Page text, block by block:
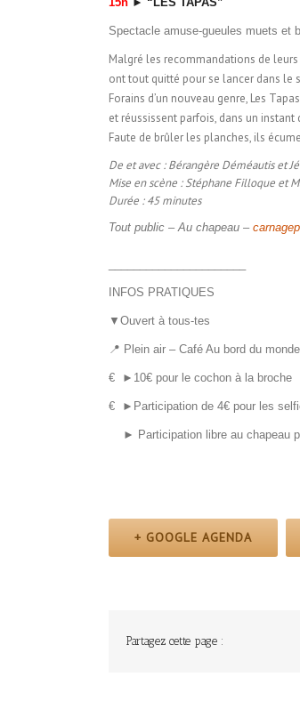
Spectacle amuse-gueules muets et
Malgré les recommandations de
ont tout quitté pour se lancer dans le
Forains d’un nouveau genre, Les
et réussissent parfois, dans un
Faute de brûler les planches, ils
De et avec : Bérangère Déméautis et
Mise en scène : Stéphane Filloque et
Durée : 45 minutes
Tout public – Au chapeau –
INFOS PRATIQUES
▼Ouvert à tous-tes
📍 Plein air – Café Au bord du
€ ►10€ pour le cochon à la broche
€ ►Participation de 4€ pour les
► Participation libre au chapeau
+ GOOGLE AGENDA
Partagez cette page :